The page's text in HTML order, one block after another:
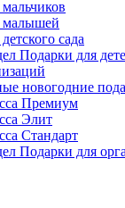
малышей
сада
Подарки для
новогодние
Премиум
Элит
Стандарт
Подарки для